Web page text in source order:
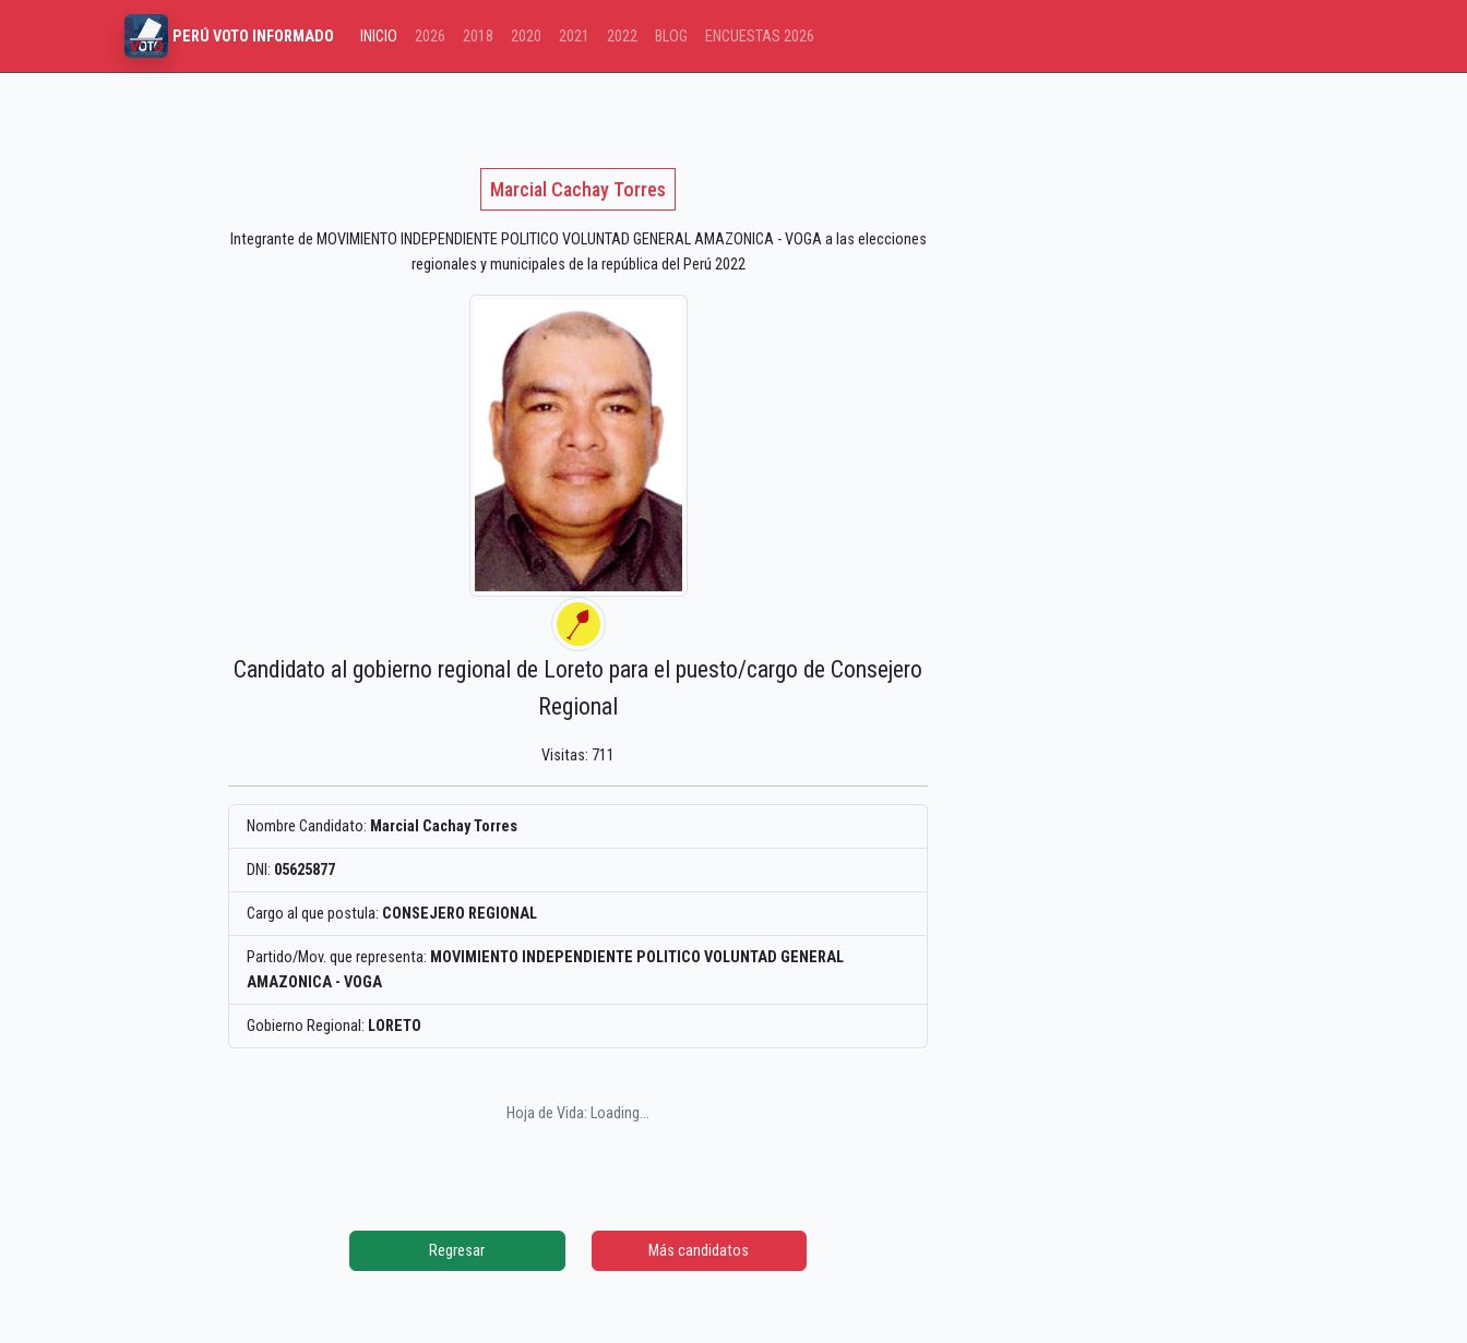
PERÚ VOTO INFORMADO INICIO 2026 2018 2020 2021 2022 BLOG ENCUESTAS 2026
Marcial Cachay Torres
Integrante de MOVIMIENTO INDEPENDIENTE POLITICO VOLUNTAD GENERAL AMAZONICA - VOGA a las elecciones
regionales y municipales de la república del Perú 2022
Candidato al gobierno regional de Loreto para el puesto/cargo de Consejero
Regional
Visitas: 711
Nombre Candidato: Marcial Cachay Torres
DNI: 05625877
Cargo al que postula: CONSEJERO REGIONAL
Partido/Mov. que representa: MOVIMIENTO INDEPENDIENTE POLITICO VOLUNTAD GENERAL
AMAZONICA - VOGA
Gobierno Regional: LORETO
Hoja de Vida: Loading...
Regresar Más candidatos